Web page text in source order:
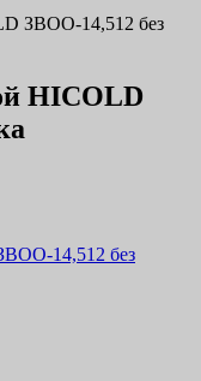
ЗВОО-14,512 без
HICOLD